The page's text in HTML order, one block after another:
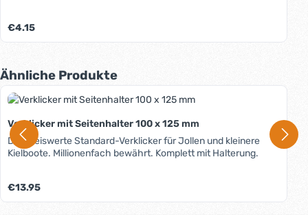
Regulärer Preis:
€4.15
Produktgalerie überspringen
Ähnliche Produkte
Verklicker mit Seitenhalter 100 x 125 mm
Der preiswerte Standard-Verklicker für Jollen und kleinere
Kielboote. Millionenfach bewährt. Komplett mit Halterung.
Regulärer Preis:
€13.95